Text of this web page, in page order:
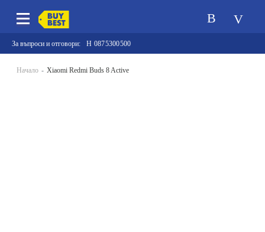
За въпроси и отговори: 0875300500
Начало Xiaomi Redmi Buds 8 Active